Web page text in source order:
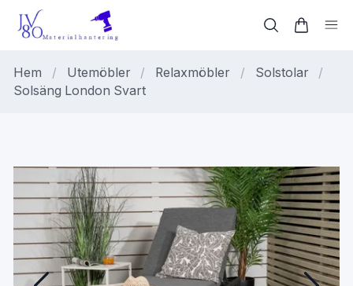
Hem / Utemöbler / Relaxmöbler / Solstolar
/
Solsäng London Svart